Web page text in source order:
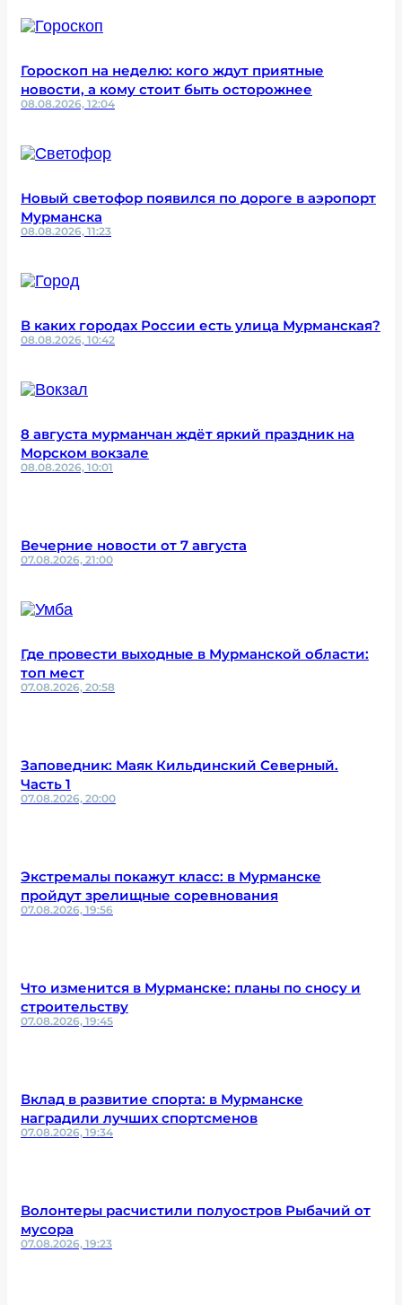
Гороскоп на неделю: кого ждут приятные
новости, а кому стоит быть осторожнее
08.08.2026, 12:04
Новый светофор появился по дороге в аэропорт
Мурманска
08.08.2026, 11:23
В каких городах России есть улица Мурманская?
08.08.2026, 10:42
8 августа мурманчан ждёт яркий праздник на
Морском вокзале
08.08.2026, 10:01
Вечерние новости от 7 августа
07.08.2026, 21:00
Где провести выходные в Мурманской области:
топ мест
07.08.2026, 20:58
Заповедник: Маяк Кильдинский Северный.
Часть 1
07.08.2026, 20:00
Экстремалы покажут класс: в Мурманске
пройдут зрелищные соревнования
07.08.2026, 19:56
Что изменится в Мурманске: планы по сносу и
строительству
07.08.2026, 19:45
Вклад в развитие спорта: в Мурманске
наградили лучших спортсменов
07.08.2026, 19:34
Волонтеры расчистили полуостров Рыбачий от
мусора
07.08.2026, 19:23